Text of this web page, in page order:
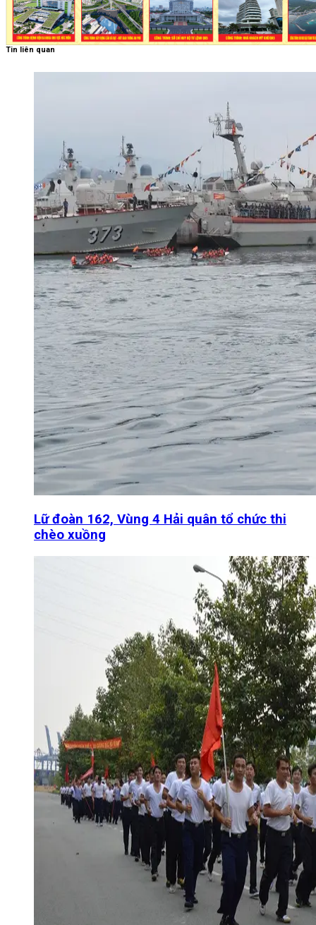
Tin liên quan
Lữ đoàn 162, Vùng 4 Hải quân tổ chức thi
chèo xuồng